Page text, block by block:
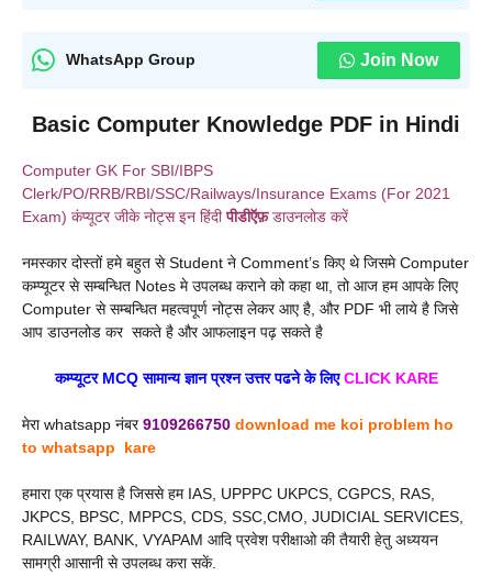
WhatsApp Group Join Now
Basic Computer Knowledge PDF in Hindi
Computer GK For SBI/IBPS
Clerk/PO/RRB/RBI/SSC/Railways/Insurance Exams (For 2021
Exam) कंप्यूटर जीके नोट्स इन हिंदीपीडीऍफ़डाउनलोड करें
नमस्कार दोस्तों हमे बहुत से Student ने Comment’s किए थे जिसमे Computer
कम्प्यूटर से सम्बन्धित Notes मे उपलब्ध कराने को कहा था, तो आज हम आपके लिए
Computer से सम्बन्धित महत्वपूर्ण नोट्स लेकर आए है, और PDF भी लाये है जिसे
आप डाउनलोड कर सकते है और आफलाइन पढ़ सकते है
कम्प्यूटर MCQ सामान्य ज्ञान प्रश्न उत्तर पढने के लिएCLICK KARE
मेरा whatsapp नंबर9109266750 download me koi problem ho
to whatsapp kare
हमारा एक प्रयास है जिससे हम IAS, UPPPC UKPCS, CGPCS, RAS,
JKPCS, BPSC, MPPCS, CDS, SSC,CMO, JUDICIAL SERVICES,
RAILWAY, BANK, VYAPAM आदि प्रवेश परीक्षाओ की तैयारी हेतु अध्ययन
सामग्री आसानी से उपलब्ध करा सकें.